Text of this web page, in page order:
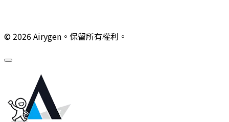
© 2026 Airygen。保留所有權利。